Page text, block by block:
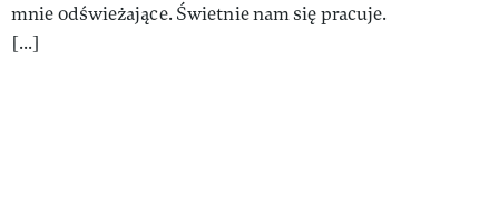
mnie odświeżające. Świetnie nam się pracuje.
[...]